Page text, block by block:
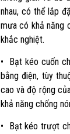
nhau, có thể lắp
mưa có khả năng
khắc nghiệt.
• Bạt kéo cuốn
bằng điện, tùy
cao và độ rộng
khả năng chống
• Bạt kéo trượt